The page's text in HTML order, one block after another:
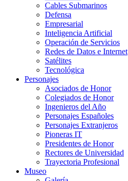
Cables Submarinos
Defensa
Empresarial
Inteligencia Artificial
Operación de Servicios
Redes de Datos e Internet
Satélites
Tecnológica
Personajes
Asociados de Honor
Colegiados de Honor
Ingenieros del Año
Personajes Españoles
Personajes Extranjeros
Pioneras IT
Presidentes de Honor
Rectores de Universidad
Trayectoria Profesional
Museo